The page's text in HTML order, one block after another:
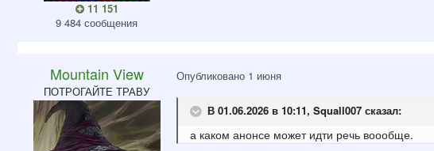
11 151
9 484 сообщения
Mountain View
ПОТРОГАЙТЕ ТРАВУ
Опубликовано 1 июня
В 01.06.2026 в 10:11, Squall007сказал:
а каком анонсе может идти речь воообще.